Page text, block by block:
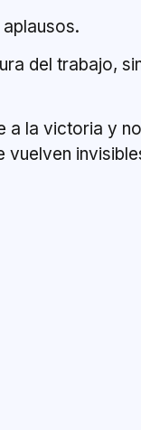
del trabajo,
la victoria y